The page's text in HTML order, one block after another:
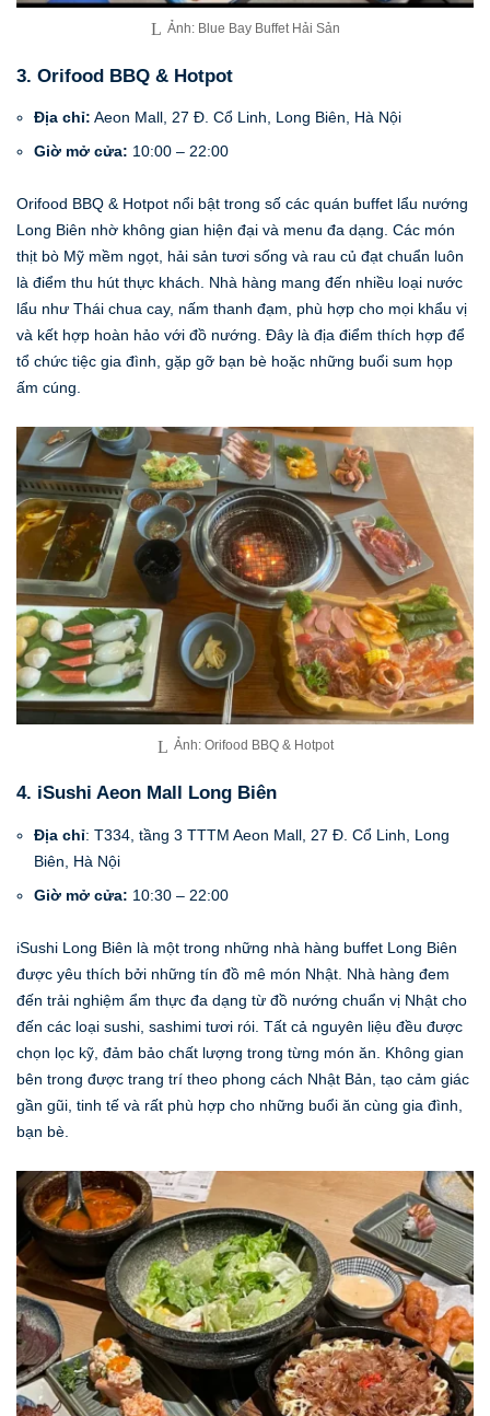
Ảnh: Blue Bay Buffet Hải Sản
3. Orifood BBQ & Hotpot
Địa chỉ: Aeon Mall, 27 Đ. Cổ Linh, Long Biên, Hà Nội
Giờ mở cửa: 10:00 – 22:00
Orifood BBQ & Hotpot nổi bật trong số các quán buffet lẩu nướng
Long Biên nhờ không gian hiện đại và menu đa dạng. Các món
thịt bò Mỹ mềm ngọt, hải sản tươi sống và rau củ đạt chuẩn luôn
là điểm thu hút thực khách. Nhà hàng mang đến nhiều loại nước
lẩu như Thái chua cay, nấm thanh đạm, phù hợp cho mọi khẩu vị
và kết hợp hoàn hảo với đồ nướng. Đây là địa điểm thích hợp để
tổ chức tiệc gia đình, gặp gỡ bạn bè hoặc những buổi sum họp
ấm cúng.
Ảnh: Orifood BBQ & Hotpot
4. iSushi Aeon Mall Long Biên
Địa chỉ: T334, tầng 3 TTTM Aeon Mall, 27 Đ. Cổ Linh, Long
Biên, Hà Nội
Giờ mở cửa: 10:30 – 22:00
iSushi Long Biên là một trong những nhà hàng buffet Long Biên
được yêu thích bởi những tín đồ mê món Nhật. Nhà hàng đem
đến trải nghiệm ẩm thực đa dạng từ đồ nướng chuẩn vị Nhật cho
đến các loại sushi, sashimi tươi rói. Tất cả nguyên liệu đều được
chọn lọc kỹ, đảm bảo chất lượng trong từng món ăn. Không gian
bên trong được trang trí theo phong cách Nhật Bản, tạo cảm giác
gần gũi, tinh tế và rất phù hợp cho những buổi ăn cùng gia đình,
bạn bè.